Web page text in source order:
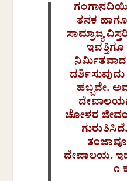
ತನಕ
ಸಾಮ್ರಾಜ್ಯ
ನಿರ್ಮಿತವಾದ
ಹಬ್ಬವೇ.
ಚೋಳರ
ದೇವಾಲಯ.
೧